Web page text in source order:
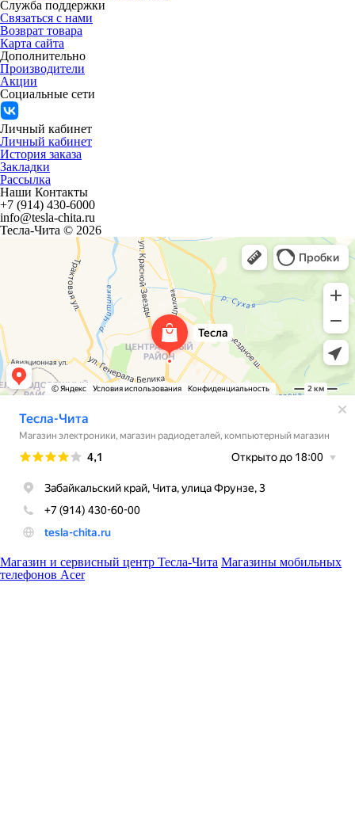
Служба поддержки
Связаться с нами
Возврат товара
Карта сайта
Дополнительно
Производители
Акции
Социальные сети
Личный кабинет
Личный кабинет
История заказа
Закладки
Рассылка
Наши Контакты
+7 (914) 430-6000
info@tesla-chita.ru
Тесла-Чита © 2026
Магазин и сервисный центр Тесла-Чита Магазины мобильных
телефонов Acer